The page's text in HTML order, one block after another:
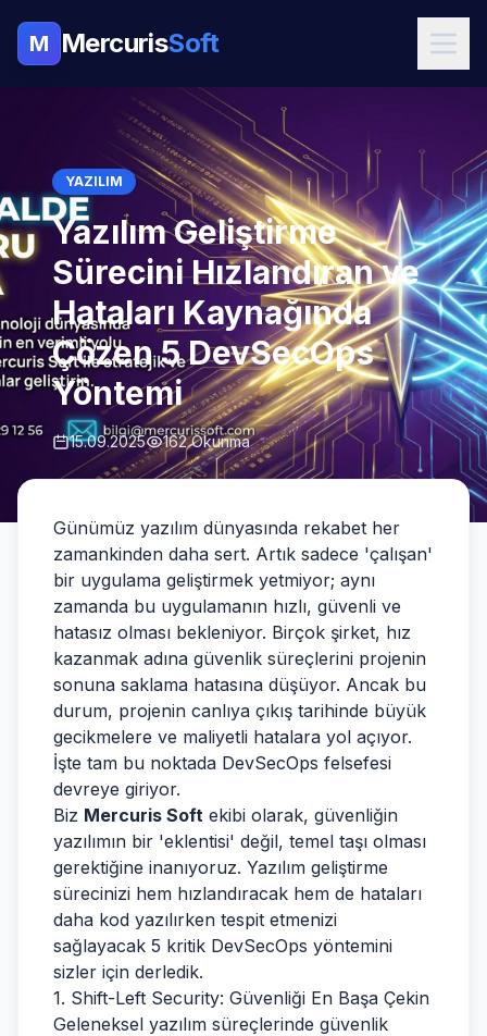
M MercurisSoft
YAZILIM
Yazılım Geliştirme
Sürecini Hızlandıran ve
Hataları Kaynağında
Çözen 5 DevSecOps
Yöntemi
15.09.2025 162 Okunma
Günümüz yazılım dünyasında rekabet her
zamankinden daha sert. Artık sadece 'çalışan'
bir uygulama geliştirmek yetmiyor; aynı
zamanda bu uygulamanın hızlı, güvenli ve
hatasız olması bekleniyor. Birçok şirket, hız
kazanmak adına güvenlik süreçlerini projenin
sonuna saklama hatasına düşüyor. Ancak bu
durum, projenin canlıya çıkış tarihinde büyük
gecikmelere ve maliyetli hatalara yol açıyor.
İşte tam bu noktada DevSecOps felsefesi
devreye giriyor.
Biz Mercuris Soft ekibi olarak, güvenliğin
yazılımın bir 'eklentisi' değil, temel taşı olması
gerektiğine inanıyoruz. Yazılım geliştirme
sürecinizi hem hızlandıracak hem de hataları
daha kod yazılırken tespit etmenizi
sağlayacak 5 kritik DevSecOps yöntemini
sizler için derledik.
1. Shift-Left Security: Güvenliği En Başa Çekin
Geleneksel yazılım süreçlerinde güvenlik